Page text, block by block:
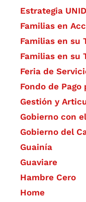
Estrategia
Familias en
Familias en su
Familias en su
Feria de
Fondo de
Gestión y
Gobierno con
Gobierno del
Guainía
Guaviare
Hambre Cero
Home